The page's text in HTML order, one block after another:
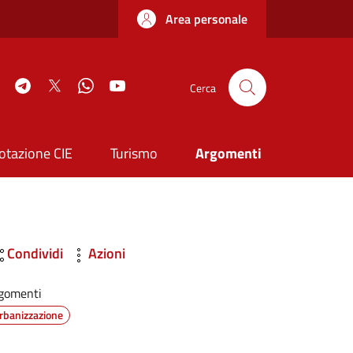
Area personale
InstagramTelegramTwitter WhatsApp Cerca
CIE Turismo Argomenti
Condividi Azioni